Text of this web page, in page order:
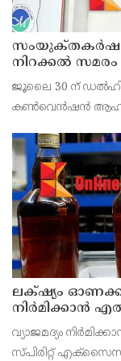
സംയുക്‌തകർഷക
നിറക്കൽ
ജൂലൈ 30 ന്
കൺവെൻഷൻ
തൊഴിലാളി
ലക്‌ഷ്യം
നിർമിക്കാൻ
രണ്ട് പേർ
വ്യാജമദ്യം
സ്പിരിറ്റ് എക്സൈസ്